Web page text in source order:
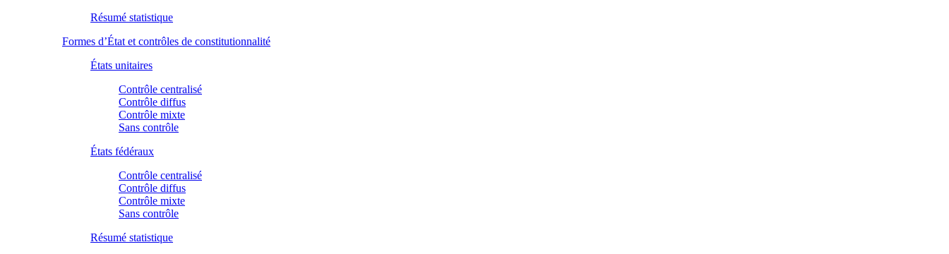
Résumé statistique
Formes d’État et contrôles de constitutionnalité
États unitaires
Contrôle centralisé
Contrôle diffus
Contrôle mixte
Sans contrôle
États fédéraux
Contrôle centralisé
Contrôle diffus
Contrôle mixte
Sans contrôle
Résumé statistique